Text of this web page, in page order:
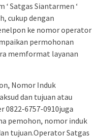
Satgas Siantarmen ‘
cukup dengan
ke nomor operator
permohonan
memformat layanan
Nomor Induk
dan tujuan atau
0822-6757-0910juga
pemohon, nomor induk
tujuan.Operator Satgas